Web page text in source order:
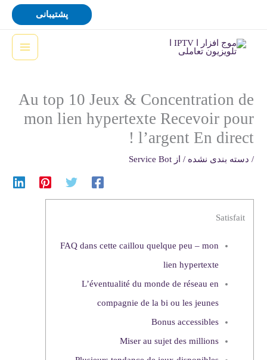
پشتیبانی
Au top 10 Jeux & Concentration de
mon lien hypertexte Recevoir pour
l’argent En direct !
/ دسته بندی نشده / از Service Bot
Satisfait
FAQ dans cette caillou quelque peu – mon
lien hypertexte
L’éventualité du monde de réseau en
compagnie de la bi ou les jeunes
Bonus accessibles
Miser au sujet des millions